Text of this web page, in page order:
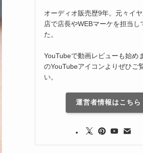
オーディオ販売歴9年。元々イ
店で店長やWEBマーケを担当し
た。
YouTubeで動画レビューも始め
のYouTubeアイコンよりぜひご
い。
運営者情報はこちら